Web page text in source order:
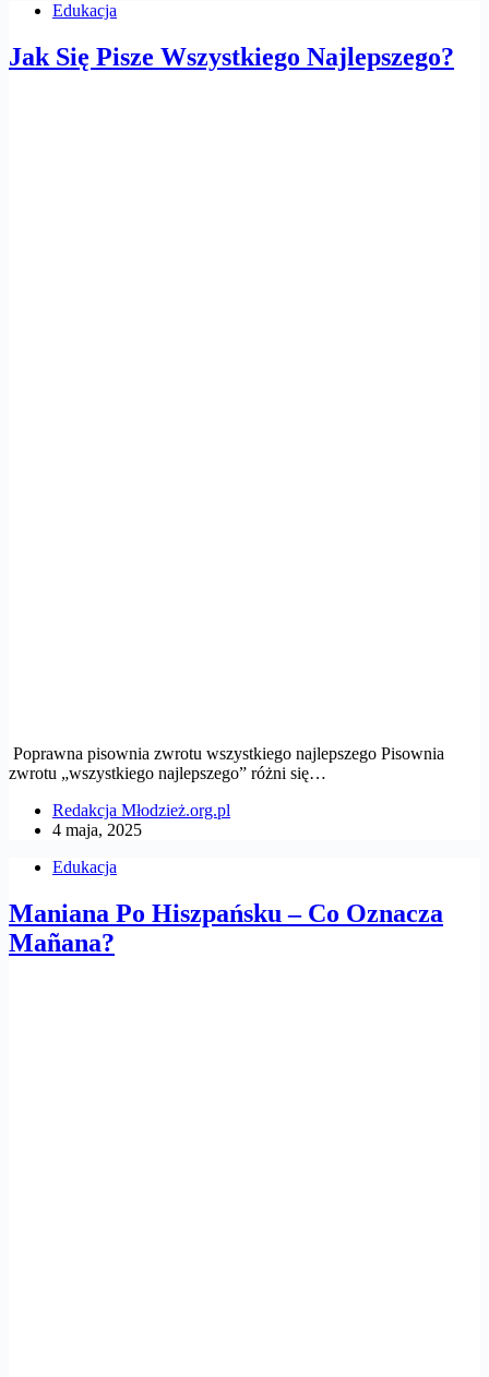
Edukacja
Jak Się Pisze Wszystkiego Najlepszego?
Poprawna pisownia zwrotu wszystkiego najlepszego Pisownia
zwrotu „wszystkiego najlepszego” różni się…
Redakcja Młodzież.org.pl
4 maja, 2025
Edukacja
Maniana Po Hiszpańsku – Co Oznacza
Mañana?